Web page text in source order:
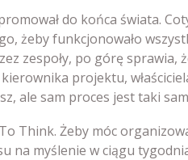
do końca świata.
żeby funkcjonowało
zespoły, po górę sprawia,
projektu,
ale sam proces jest taki
Think. Żeby móc
na myślenie w ciągu